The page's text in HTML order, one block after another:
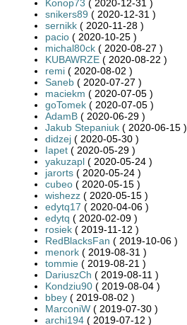
Konop73 ( 2020-12-31 )
snikers89 ( 2020-12-31 )
sernikk ( 2020-11-28 )
pacio ( 2020-10-25 )
michal80ck ( 2020-08-27 )
KUBAWRZE ( 2020-08-22 )
remi ( 2020-08-02 )
Saneb ( 2020-07-27 )
maciekm ( 2020-07-05 )
goTomek ( 2020-07-05 )
AdamB ( 2020-06-29 )
Jakub Stepaniuk ( 2020-06-15 )
didzej ( 2020-05-30 )
Iapet ( 2020-05-29 )
yakuzapl ( 2020-05-24 )
jarorts ( 2020-05-24 )
cubeo ( 2020-05-15 )
wishezz ( 2020-05-15 )
edytq17 ( 2020-04-06 )
edytq ( 2020-02-09 )
rosiek ( 2019-11-12 )
RedBlacksFan ( 2019-10-06 )
menork ( 2019-08-31 )
tommie ( 2019-08-21 )
DariuszCh ( 2019-08-11 )
Kondziu90 ( 2019-08-04 )
bbey ( 2019-08-02 )
MarconiW ( 2019-07-30 )
archi194 ( 2019-07-12 )